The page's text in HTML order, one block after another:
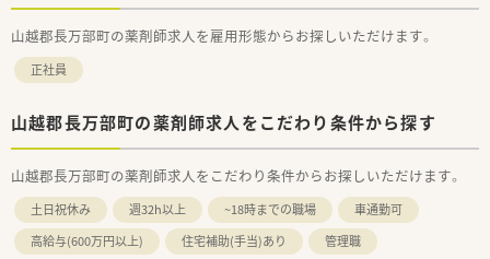
山越郡長万部町の薬剤師求人を雇用形態からお探しいただけます。
正社員
山越郡長万部町の薬剤師求人をこだわり条件から探す
山越郡長万部町の薬剤師求人をこだわり条件からお探しいただけます。
土日祝休み 週32h以上 ~18時までの職場
車通勤可
高給与(600万円以上)
住宅補助(手当)あり
管理職